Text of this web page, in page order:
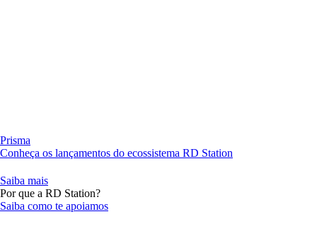
Prisma
Conheça os lançamentos do ecossistema RD Station
Saiba mais
Por que a RD Station?
Saiba como te apoiamos